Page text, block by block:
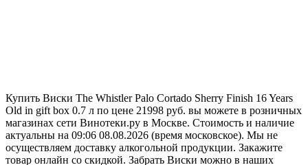
Купить Виски The Whistler Palo Cortado Sherry Finish 16 Years
Old in gift box 0.7 л по цене 21998 руб. вы можете в розничных
магазинах сети Винотеки.ру в Москве. Стоимость и наличие
актуальны на 09:06 08.08.2026 (время московское). Мы не
осуществляем доставку алкогольной продукции. Закажите
товар онлайн со скидкой. Забрать Виски можно в наших